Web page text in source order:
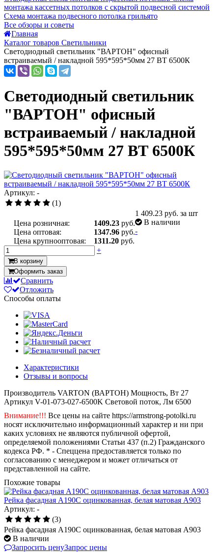
монтажа кассетных потолков с скрытой подвесной системой
Схема монтажа подвесного потолка грильято
Все обзоры и советы
Главная
Каталог товаров Светильники
Светодиодный светильник "ВАРТОН" офисный
встраиваемый / накладной 595*595*50мм 27 ВТ 6500К
Светодиодный светильник
"ВАРТОН" офисный
встраиваемый / накладной
595*595*50мм 27 ВТ 6500К
Артикул: -
(1)
Цена розничная: 1409.23 руб.
Цена оптовая:
1347.96 руб.
Цена крупнооптовая:
1311.20 руб.
1 409.23 руб. за шт
В наличии
-
+
В корзину
Оформить заказ
Сравнить
Отложить
Способы оплаты
Характеристики
Отзывы и вопросы
Производитель VARTON (ВАРТОН) Мощность, Вт 27
Артикул V-01-073-027-6500K Световой поток, Лм 6500
Внимание!!! Все цены на сайте https://armstrong-potolki.ru
носят исключительно информационный характер и ни при
каких условиях не являются публичной офертой,
определяемой положениями Статьи 437 (п.2) Гражданского
кодекса РФ. * - Спеццена предоставляется только по
согласованию с менеджером и может отличаться от
представленной на сайте.
Похожие товары
Рейка фасадная A190С оцинкованная, белая матовая А903
Артикул: -
(3)
Рейка фасадная A190С оцинкованная, белая матовая А903
В наличии
Запросить ценуЗапрос цены